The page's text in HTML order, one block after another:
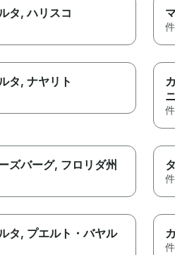
タ, ハリスコ
件
タ, ナヤリト
件
ズバーグ, フロリダ州
件
タ, プエルト・バヤル
件